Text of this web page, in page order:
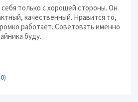
себя только с хорошей стороны. Он
качественный. Нравится то,
работает. Советовать именно
буду.